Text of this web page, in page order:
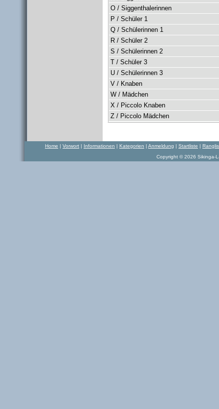
O / Siggenthalerinnen
P / Schüler 1
Q / Schülerinnen 1
R / Schüler 2
S / Schülerinnen 2
T / Schüler 3
U / Schülerinnen 3
V / Knaben
W / Mädchen
X / Piccolo Knaben
Z / Piccolo Mädchen
Home | Vorwort | Informationen | Kategorien | Anmeldung | Startliste |
Copyright © 2026 Sikinga-